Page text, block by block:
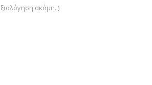
ακόμη. )